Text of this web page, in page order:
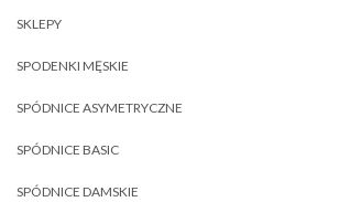
SKLEPY
SPODENKI MĘSKIE
SPÓDNICE ASYMETRYCZNE
SPÓDNICE BASIC
SPÓDNICE DAMSKIE